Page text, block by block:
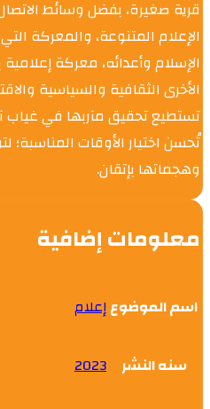
قرية صغيرة، بفضل وسائط
الإعلام المتنوعة، والمعركة
الإسلام وأعدائه، معركة
الأخرى الثقافية والسياسية
تستطيع تحقيق مآربها في غياب
تُحسن اختيار الأوقات المناسبة؛
وهجماتها بإتقان.
معلومات إضافية
اسم الموضوعإعلام
سنه النشر 2023